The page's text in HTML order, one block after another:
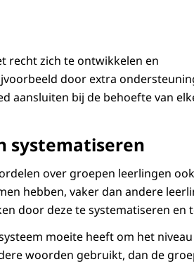
recht zich te ontwikkelen en
door extra
aansluiten bij de behoefte van
systematiseren
over groepen leerlingen
hebben, vaker dan andere
door deze te systematiseren
moeite heeft om het
woorden gebruikt, dan de